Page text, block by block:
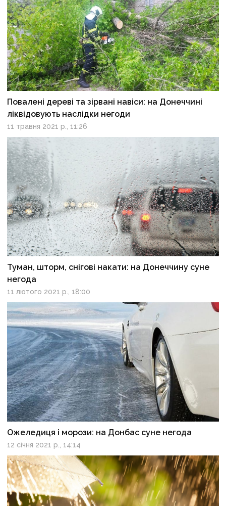
Повалені дереві та зірвані навіси: на Донеччині
ліквідовують наслідки негоди
11 травня 2021 р., 11:26
Туман, шторм, снігові накати: на Донеччину суне
негода
11 лютого 2021 р., 18:00
Ожеледиця і морози: на Донбас суне негода
12 січня 2021 р., 14:14